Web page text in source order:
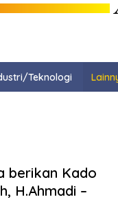
Teknologi
berikan Kado
H.Ahmadi –